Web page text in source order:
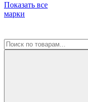
Показать все
марки